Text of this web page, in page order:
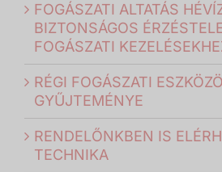
FOGÁSZATI ALTATÁS
BIZTONSÁGOS
FOGÁSZATI
RÉGI FOGÁSZATI
GYŰJTEMÉNYE
RENDELŐNKBEN IS
TECHNIKA